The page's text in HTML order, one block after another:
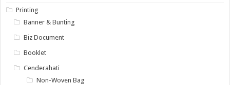
Printing
Banner & Bunting
Biz Document
Booklet
Cenderahati
Non-Woven Bag